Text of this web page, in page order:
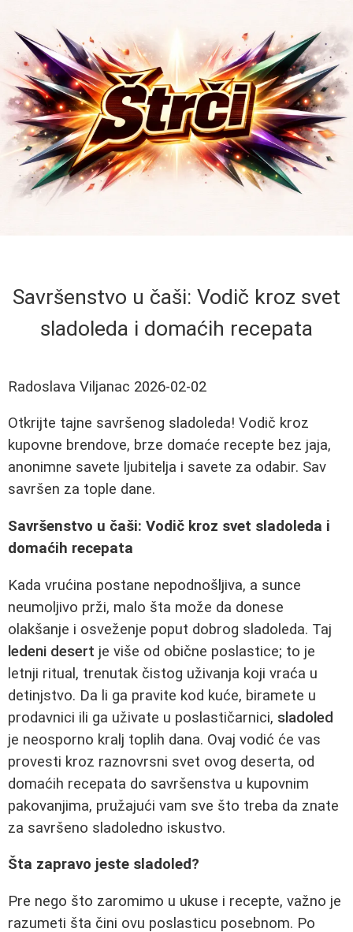
Savršenstvo u čaši: Vodič kroz svet
sladoleda i domaćih recepata
Radoslava Viljanac 2026-02-02
Otkrijte tajne savršenog sladoleda! Vodič kroz
kupovne brendove, brze domaće recepte bez jaja,
anonimne savete ljubitelja i savete za odabir. Sav
savršen za tople dane.
Savršenstvo u čaši: Vodič kroz svet sladoleda i
domaćih recepata
Kada vrućina postane nepodnošljiva, a sunce
neumoljivo prži, malo šta može da donese
olakšanje i osveženje poput dobrog sladoleda. Taj
ledeni desert je više od obične poslastice; to je
letnji ritual, trenutak čistog uživanja koji vraća u
detinjstvo. Da li ga pravite kod kuće, biramete u
prodavnici ili ga uživate u poslastičarnici, sladoled
je neosporno kralj toplih dana. Ovaj vodić će vas
provesti kroz raznovrsni svet ovog deserta, od
domaćih recepata do savršenstva u kupovnim
pakovanjima, pružajući vam sve što treba da znate
za savršeno sladoledno iskustvo.
Šta zapravo jeste sladoled?
Pre nego što zaromimo u ukuse i recepte, važno je
razumeti šta čini ovu poslasticu posebnom. Po